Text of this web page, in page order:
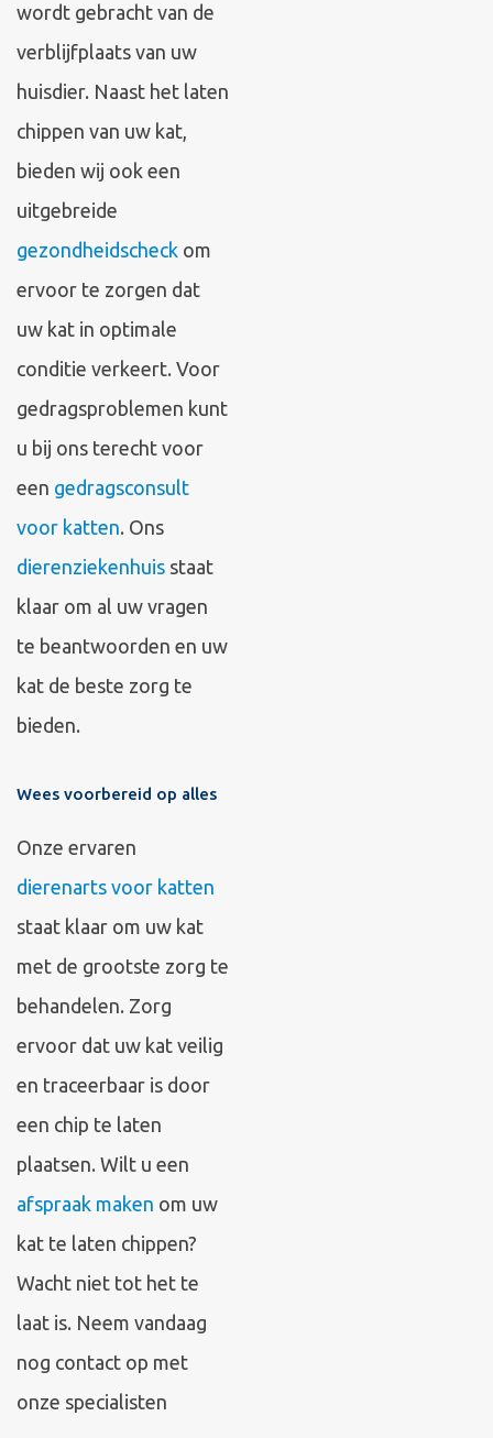
wordt gebracht van de
verblijfplaats van uw
huisdier. Naast het laten
chippen van uw kat,
bieden wij ook een
uitgebreide
gezondheidscheck om
ervoor te zorgen dat
uw kat in optimale
conditie verkeert. Voor
gedragsproblemen kunt
u bij ons terecht voor
een gedragsconsult
voor katten. Ons
dierenziekenhuis staat
klaar om al uw vragen
te beantwoorden en uw
kat de beste zorg te
bieden.
Wees voorbereid op alles
Onze ervaren
dierenarts voor katten
staat klaar om uw kat
met de grootste zorg te
behandelen. Zorg
ervoor dat uw kat veilig
en traceerbaar is door
een chip te laten
plaatsen. Wilt u een
afspraak maken om uw
kat te laten chippen?
Wacht niet tot het te
laat is. Neem vandaag
nog contact op met
onze specialisten